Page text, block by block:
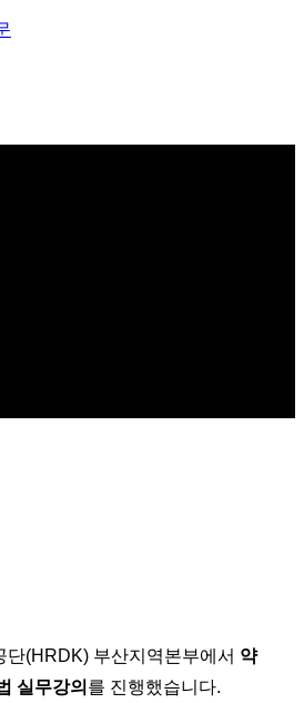
단(HRDK) 부산지역본부에서 약
실무강의 를 진행했습니다.